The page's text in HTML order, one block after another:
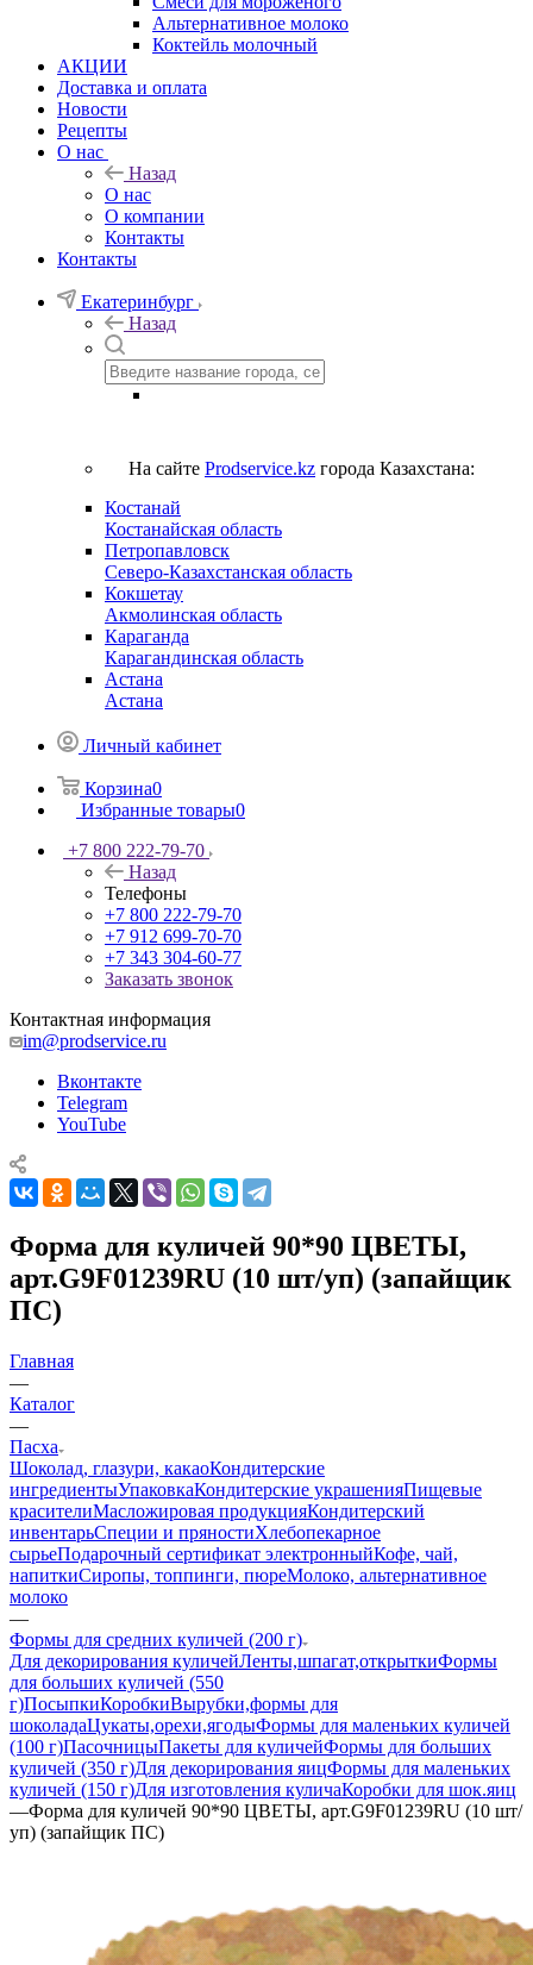
Альтернативное молоко
Коктейль молочный
АКЦИИ
Доставка и оплата
Новости
Рецепты
О нас
Назад
О нас
О компании
Контакты
Контакты
Екатеринбург
Назад
На сайте Prodservice.kz города Казахстана:
Костанай
Костанайская область
Петропавловск
Северо-Казахстанская область
Кокшетау
Акмолинская область
Караганда
Карагандинская область
Астана
Астана
Личный кабинет
Корзина0
Избранные товары0
+7 800 222-79-70
Назад
Телефоны
+7 800 222-79-70
+7 912 699-70-70
+7 343 304-60-77
Заказать звонок
Контактная информация
im@prodservice.ru
Вконтакте
Telegram
YouTube
Форма для куличей 90*90 ЦВЕТЫ,
арт.G9F01239RU (10 шт/уп) (запайщик
ПС)
Главная
—
Каталог
—
Пасха
Шоколад, глазури, какаоКондитерские
ингредиентыУпаковкаКондитерские украшенияПищевые
красителиМасложировая продукцияКондитерский
инвентарьСпеции и пряностиХлебопекарное
сырьеПодарочный сертификат электронныйКофе, чай,
напиткиСиропы, топпинги, пюреМолоко, альтернативное
молоко
—
Формы для средних куличей (200 г)
Для декорирования куличейЛенты,шпагат,открыткиФормы
для больших куличей (550
г)ПосыпкиКоробкиВырубки,формы для
шоколадаЦукаты,орехи,ягодыФормы для маленьких куличей
(100 г)ПасочницыПакеты для куличейФормы для больших
куличей (350 г)Для декорирования яицФормы для маленьких
куличей (150 г)Для изготовления куличаКоробки для шок.яиц
—Форма для куличей 90*90 ЦВЕТЫ, арт.G9F01239RU (10 шт/
уп) (запайщик ПС)